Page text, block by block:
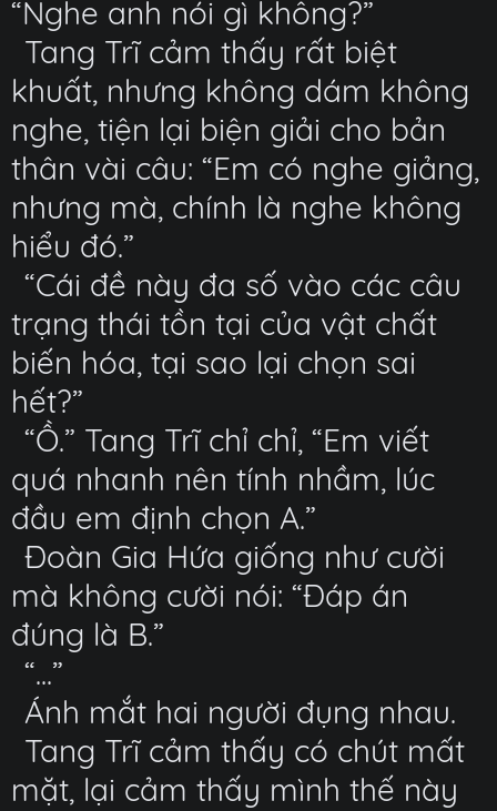
“Nghe anh nói gì không?”
Tang Trĩ cảm thấy rất biệt
khuất, nhưng không dám không
nghe, tiện lại biện giải cho bản
thân vài câu: “Em có nghe giảng,
nhưng mà, chính là nghe không
hiểu đó.”
“Cái đề này đa số vào các câu
trạng thái tồn tại của vật chất
biến hóa, tại sao lại chọn sai
hết?”
“Ồ.” Tang Trĩ chỉ chỉ, “Em viết
quá nhanh nên tính nhầm, lúc
đầu em định chọn A.”
Đoàn Gia Hứa giống như cười
mà không cười nói: “Đáp án
đúng là B.”
“...”
Ánh mắt hai người đụng nhau.
Tang Trĩ cảm thấy có chút mất
mặt, lại cảm thấy mình thế này